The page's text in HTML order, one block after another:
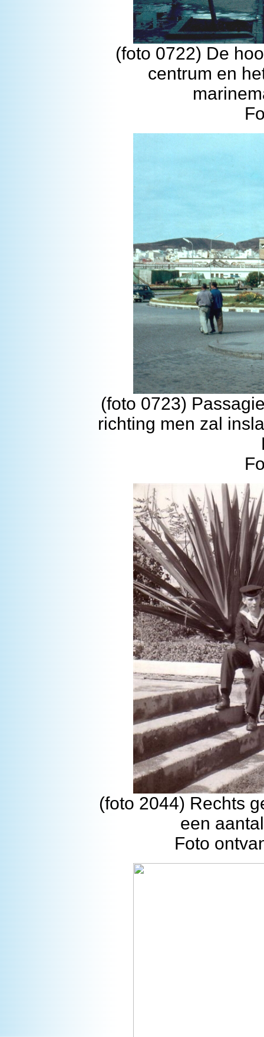
(foto 0722) De
centrum en
(foto 0723)
richting men zal
(foto 2044) Rechts
een
Foto